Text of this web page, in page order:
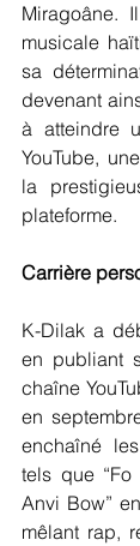
Miragoâne.
musicale
sa
devenant
à atteindre
YouTube,
la
plateforme.
Carrière
K-Dilak a
en publiant
chaîne
en
enchaîné
tels que “Fo
Anvi Bow”
mêlant rap,